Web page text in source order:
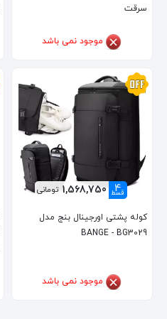
سرقت
موجود نمی باشد
4
قسط 1,568,750 تومانی
کوله پشتی اورجینال بنج مدل
BANGE - BG3029
موجود نمی باشد